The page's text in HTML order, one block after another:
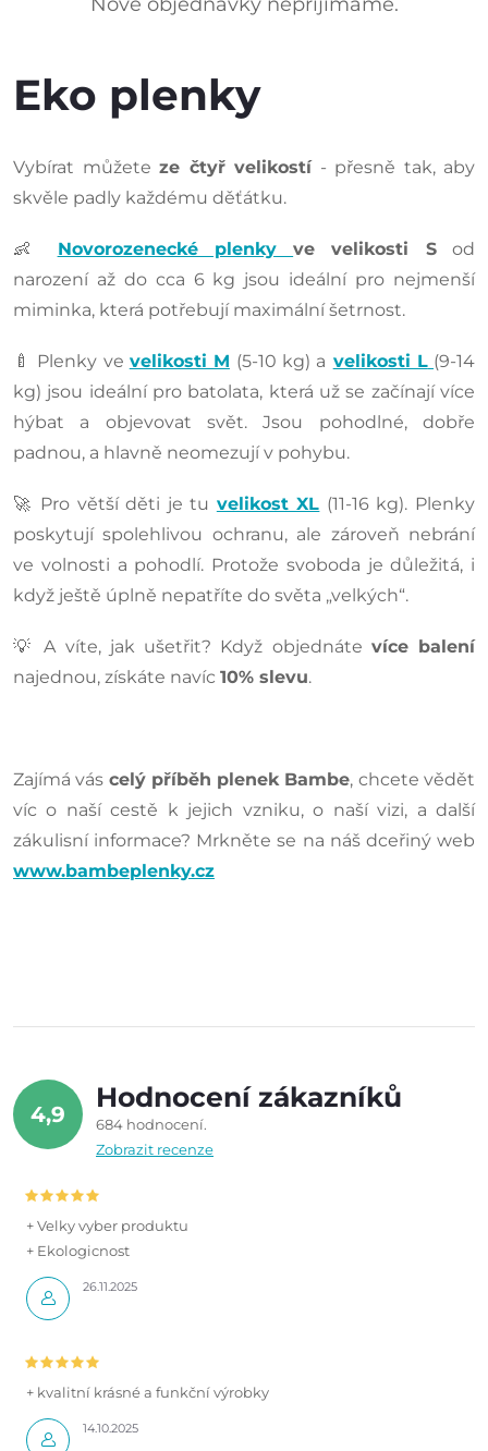
Eko plenky
Vybírat můžete ze čtyř velikostí- přesně tak, aby
skvěle padly každému děťátku.
👶 Novorozenecké plenkyve velikosti Sod
narození až do cca 6 kg jsou ideální pro nejmenší
miminka, která potřebují maximální šetrnost.
🍼 Plenky ve velikosti M (5-10 kg) a velikosti L (9-14
kg) jsou ideální pro batolata, která už se začínají více
hýbat a objevovat svět. Jsou pohodlné, dobře
padnou, a hlavně neomezují v pohybu.
🚀 Pro větší děti je tu velikost XL (11-16 kg). Plenky
poskytují spolehlivou ochranu, ale zároveň nebrání
ve volnosti a pohodlí. Protože svoboda je důležitá, i
když ještě úplně nepatříte do světa „velkých“.
💡 A víte, jak ušetřit? Když objednáte více balení
najednou, získáte navíc 10% slevu.
Zajímá vás celý příběh plenek Bambe, chcete vědět
víc o naší cestě k jejich vzniku, o naší vizi, a další
zákulisní informace? Mrkněte se na náš dceřiný web
www.bambeplenky.cz
4,9
Hodnocení zákazníků
684 hodnocení
Zobrazit recenze
26.11.2025
+ Velky vyber produktu
+ Ekologicnost
14.10.2025
+ kvalitní krásné a funkční výrobky